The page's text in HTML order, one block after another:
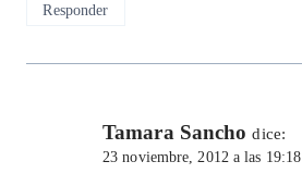
Responder
Tamara Sancho dice:
23 noviembre, 2012 a las 19:18